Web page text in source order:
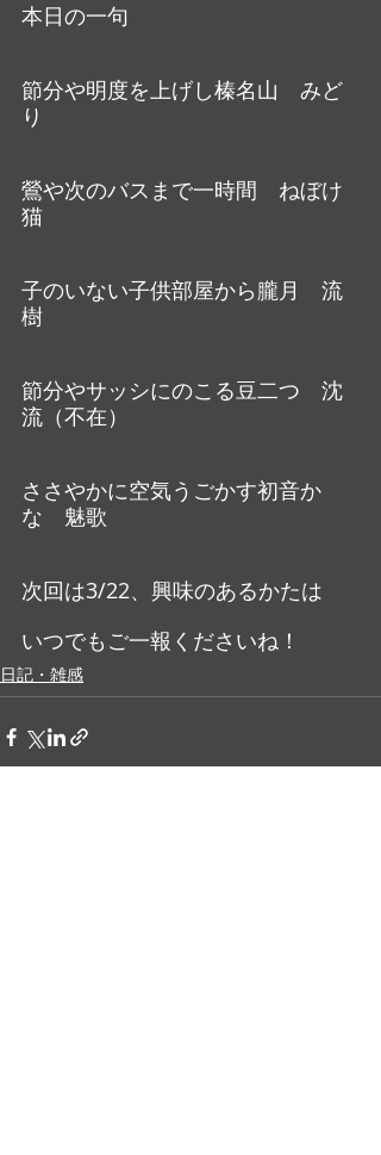
本日の一句
節分や明度を上げし榛名山　みど
り
鶯や次のバスまで一時間　ねぼけ
猫
子のいない子供部屋から朧月　流
樹
節分やサッシにのこる豆二つ　沈
流（不在）
ささやかに空気うごかす初音か
な　魅歌
次回は3/22、興味のあるかたは
いつでもご一報くださいね！
日記・雑感